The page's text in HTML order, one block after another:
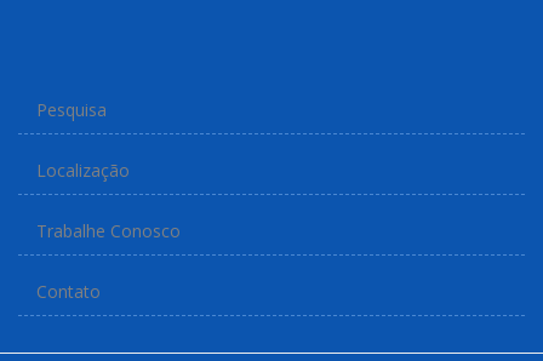
Pesquisa
Localização
Trabalhe Conosco
Contato